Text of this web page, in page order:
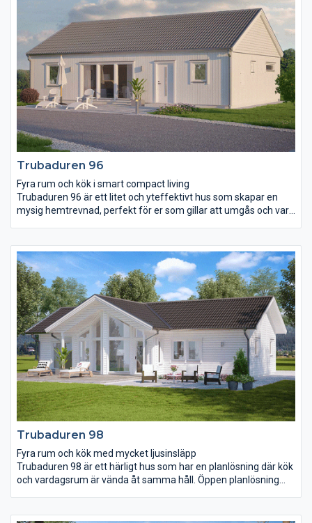
Vardagsrummet kännetecknas av det höga snedtaket och de
höga taklinjeformade fönstren. Tre rymliga sovrum ligger
samlade i ena delen av huset och det större av dem har en
egen utgång till trädgården.
Trubaduren 96
Fyra rum och kök i smart compact living
Trubaduren 96 är ett litet och yteffektivt hus som skapar en
mysig hemtrevnad, perfekt för er som gillar att umgås och vara
sidor av huset skapar en härlig atmosfär. Sovrummen ligger väl
avskilda för att ge möjlighet till ostörd återhämtning. I
anslutning till barnens sovrum finns ett eget litet wc medan det
större badrummet ligger i anslutning till föräldrarnas sovrum.
Trubaduren 98
Fyra rum och kök med mycket ljusinsläpp
Trubaduren 98 är ett härligt hus som har en planlösning där kök
och vardagsrum är vända åt samma håll. Öppen planlösning
eget praktiskt badrum och en klädkammare. Genom